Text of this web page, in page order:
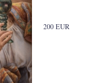
200 EUR